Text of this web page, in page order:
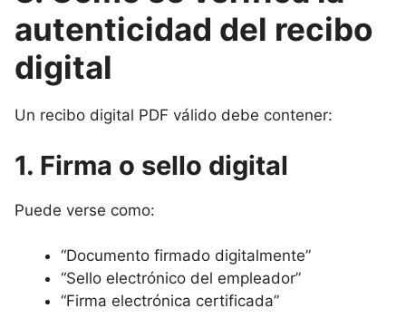
autenticidad del recibo
digital
Un recibo digital PDF válido debe contener:
1. Firma o sello digital
Puede verse como:
“Documento firmado digitalmente”
“Sello electrónico del empleador”
“Firma electrónica certificada”